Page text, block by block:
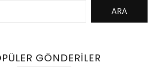
ARA
GÖNDERILER